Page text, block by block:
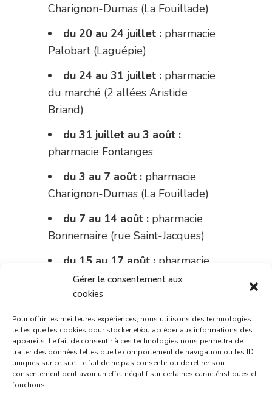
Gérer le consentement aux
cookies
Pour offrir les meilleures expériences, nous utilisons des technologies
telles que les cookies pour stocker et/ou accéder aux informations des
appareils. Le fait de consentir à ces technologies nous permettra de
traiter des données telles que le comportement de navigation ou les ID
uniques sur ce site. Le fait de ne pas consentir ou de retirer son
consentement peut avoir un effet négatif sur certaines caractéristiques et
fonctions.
Charignon-Dumas (La Fouillade)
du 20 au 24 juillet : pharmacie
Palobart (Laguépie)
du 24 au 31 juillet : pharmacie
du marché (2 allées Aristide
Briand)
du 31 juillet au 3 août :
pharmacie Fontanges
du 3 au 7 août : pharmacie
Charignon-Dumas (La Fouillade)
du 7 au 14 août : pharmacie
Bonnemaire (rue Saint-Jacques)
du 15 au 17 août : pharmacie
du marché (2 allées Aristide
Briand)
Le 17 août :pharmacie
Charignon-Dumas (La Fouillade)
du 17 au 21 août :pharmacie
Palobart (Laguépie)